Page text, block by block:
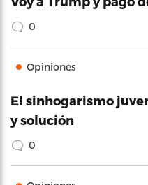
0
Opiniones
El sinhogarismo
y solución
0